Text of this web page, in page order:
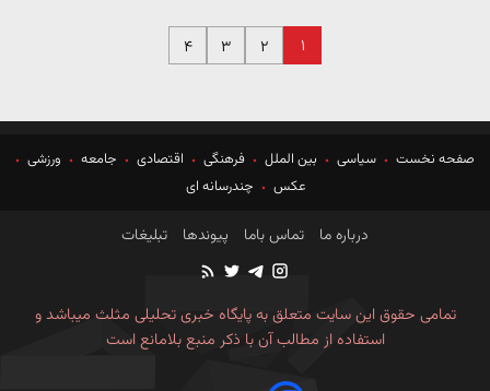
۱ ۲ ۳ ۴
صفحه نخست سیاسی بین الملل فرهنگی اقتصادی جامعه
ورزشی
عکس
چندرسانه ای
درباره ما تماس باما پیوندها تبلیغات
تمامی حقوق این سایت متعلق به پایگاه خبری تحلیلی مثلث میباشد و
استفاده از مطالب آن با ذکر منبع بلامانع است